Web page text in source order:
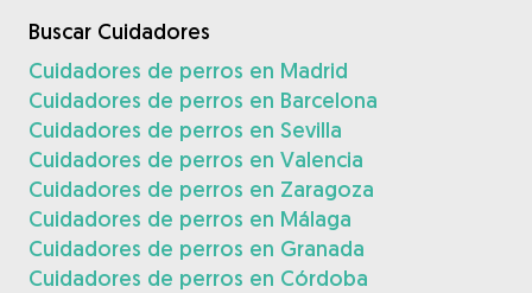
Buscar Cuidadores
Cuidadores de perros en Madrid
Cuidadores de perros en Barcelona
Cuidadores de perros en Sevilla
Cuidadores de perros en Valencia
Cuidadores de perros en Zaragoza
Cuidadores de perros en Málaga
Cuidadores de perros en Granada
Cuidadores de perros en Córdoba